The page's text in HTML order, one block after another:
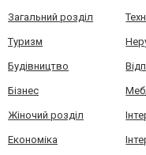
Загальний розділ
Туризм
Будівництво
Бізнес
Жіночий розділ
Економіка